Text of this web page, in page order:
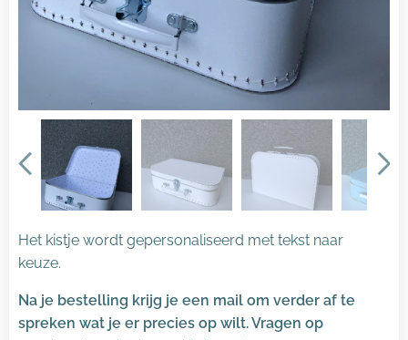
Het kistje wordt gepersonaliseerd met tekst naar
keuze.
Na je bestelling krijg je een mail om verder af te
spreken wat je er precies op wilt. Vragen op